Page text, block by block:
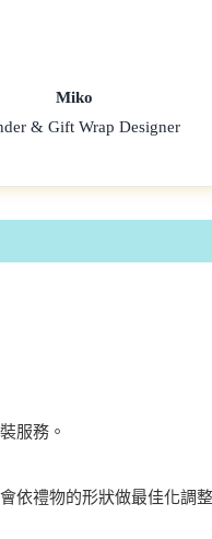
Miko
& Gift Wrap Designer
服務。
依禮物的形狀做最佳化調